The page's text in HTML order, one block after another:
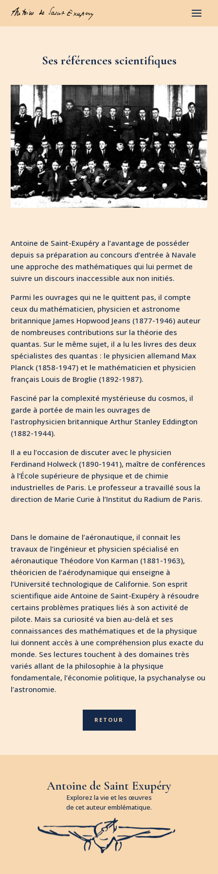
Ses références scientifiques
Antoine de Saint-Exupéry a l’avantage de posséder
depuis sa préparation au concours d’entrée à Navale
une approche des mathématiques qui lui permet de
suivre un discours inaccessible aux non initiés.
Parmi les ouvrages qui ne le quittent pas, il compte
ceux du mathématicien, physicien et astronome
britannique James Hopwood Jeans (1877-1946) auteur
de nombreuses contributions sur la théorie des
quantas. Sur le même sujet, il a lu les livres des deux
spécialistes des quantas : le physicien allemand Max
Planck (1858-1947) et le mathématicien et physicien
français Louis de Broglie (1892-1987).
Fasciné par la complexité mystérieuse du cosmos, il
garde à portée de main les ouvrages de
l’astrophysicien britannique Arthur Stanley Eddington
(1882-1944).
Il a eu l’occasion de discuter avec le physicien
Ferdinand Holweck (1890-1941), maître de conférences
à l’École supérieure de physique et de chimie
industrielles de Paris. Le professeur a travaillé sous la
direction de Marie Curie à l’Institut du Radium de Paris.
Dans le domaine de l’aéronautique, il connait les
travaux de l’ingénieur et physicien spécialisé en
aéronautique Théodore Von Karman (1881-1963),
théoricien de l’aérodynamique qui enseigne à
l’Université technologique de Californie. Son esprit
scientifique aide Antoine de Saint-Exupéry à résoudre
certains problèmes pratiques liés à son activité de
pilote. Mais sa curiosité va bien au-delà et ses
connaissances des mathématiques et de la physique
lui donnent accès à une compréhension plus exacte du
monde. Ses lectures touchent à des domaines très
variés allant de la philosophie à la physique
fondamentale, l’économie politique, la psychanalyse ou
l’astronomie.
RETOUR
Antoine de Saint Exupéry
Explorez la vie et les œuvres
de cet auteur emblématique.